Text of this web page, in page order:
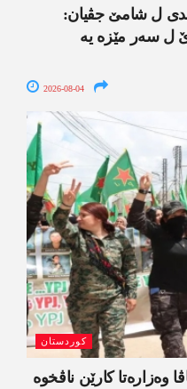
ل شامێ جڤیان:
ل سەر مێزە یە
2026-08-04
کوردستان
وەزارەتا کارێن ناڤخوە